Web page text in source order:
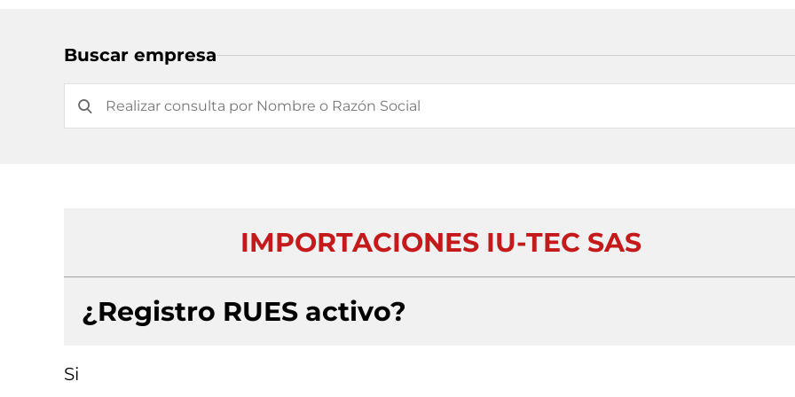
Buscar empresa
IMPORTACIONES IU-TEC SAS
¿Registro RUES activo?
Si